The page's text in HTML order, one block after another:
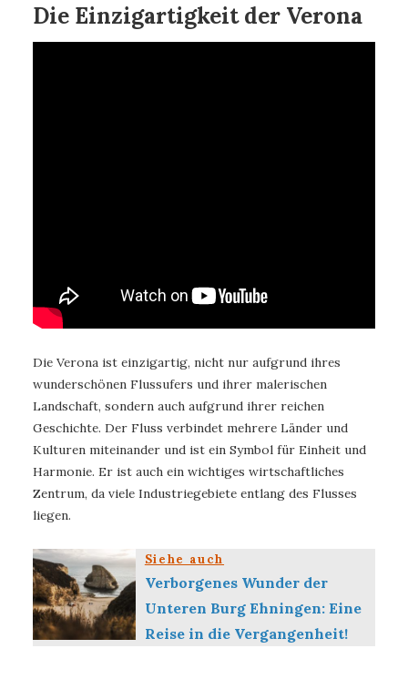
Die Einzigartigkeit der Verona
Die Verona ist einzigartig, nicht nur aufgrund ihres
wunderschönen Flussufers und ihrer malerischen
Landschaft, sondern auch aufgrund ihrer reichen
Geschichte. Der Fluss verbindet mehrere Länder und
Kulturen miteinander und ist ein Symbol für Einheit und
Harmonie. Er ist auch ein wichtiges wirtschaftliches
Zentrum, da viele Industriegebiete entlang des Flusses
liegen.
Siehe auch
Verborgenes Wunder der
Unteren Burg Ehningen: Eine
Reise in die Vergangenheit!